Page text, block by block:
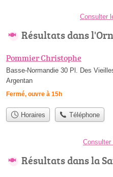
Consulter
Résultats dans
Pommier Christophe
Basse-Normandie 30 Pl. Des
Argentan
Fermé, ouvre à 15h
Horaires Téléphone
Consulter
Résultats dans la